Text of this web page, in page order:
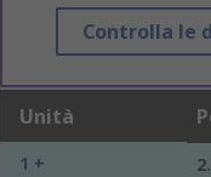
Controlla le
Unità
1 +